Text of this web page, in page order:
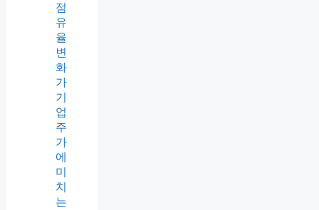
점
유
율
변
화
가
기
업
주
가
에
미
치
는